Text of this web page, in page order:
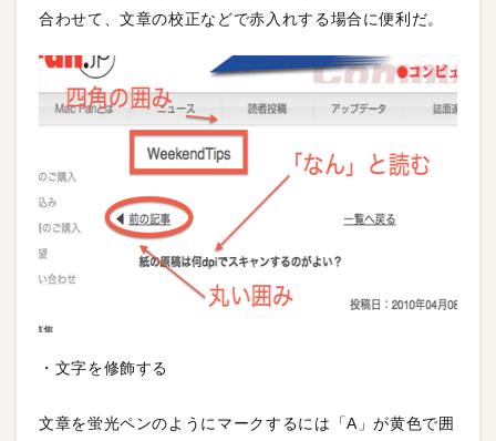
合わせて、文章の校正などで赤入れする場合に便利だ。
・文字を修飾する
文章を蛍光ペンのようにマークするには「A」が黄色で囲